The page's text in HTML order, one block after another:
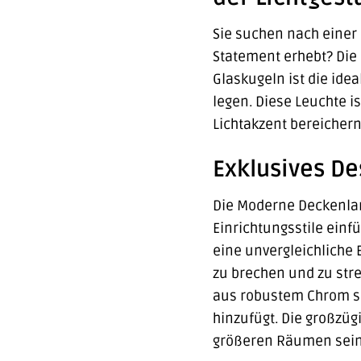
Sie suchen nach
Statement erhebt?
Glaskugeln ist die
legen. Diese Leuchte
Lichtakzent
Exklusives
Die Moderne
Einrichtungsstile
eine unvergleichliche
zu brechen und zu
aus robustem Chrom
hinzufügt. Die
größeren Räumen